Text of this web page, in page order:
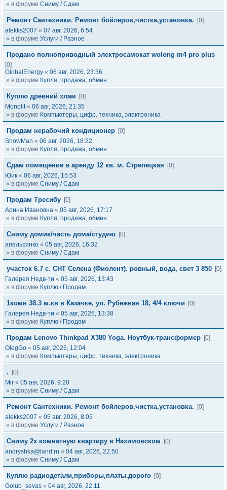
» в форуме Сниму / Сдам
Ремонт Сантехники. Ремонт бойлеров,чистка,установка.
[0]
alekks2007 « 07 авг, 2026, 6:54
» в форуме Услуги / Разное
Продано полноприводный электросамокат wolong m4 pro plus
[0]
GlobalEnergy « 06 авг, 2026, 23:36
» в форуме Купля, продажа, обмен
Куплю древний хлам
[0]
Monolit« 06 авг, 2026, 21:35
» в форуме Компьютеры, цифр. техника, электроника
Продам нерабочий кондиционер [0]
SnowMan « 06 авг, 2026, 18:22
» в форуме Купля, продажа, обмен
Сдам помещение в аренду 12 кв. м. Стрелецкая
[0]
Юик « 06 авг, 2026, 15:53
» в форуме Сниму / Сдам
Продам Тресибу [0]
Арина Ивановна « 05 авг, 2026, 17:17
» в форуме Купля, продажа, обмен
Сниму домик/часть дома/студию [0]
апельсинко « 05 авг, 2026, 16:32
» в форуме Сниму / Сдам
участок 6.7 с. СНТ Селена (Фиолент). ровный, вода, свет 3 850 [0]
Галерея Недв-ти « 05 авг, 2026, 13:43
» в форуме Куплю / Продам
1комн 38.3 м.кв в Казачке, ул. Рубежная 18, 4/4 ключи
[0]
Галерея Недв-ти « 05 авг, 2026, 13:38
» в форуме Куплю / Продам
Продам Lenovo Thinkpad X380 Yoga. Ноутбук-трансформер [0]
OlegGo « 05 авг, 2026, 12:04
» в форуме Компьютеры, цифр. техника, электроника
.
[0]
Mir « 05 авг, 2026, 9:20
» в форуме Сниму / Сдам
Ремонт Сантехники. Ремонт бойлеров,чистка,установка.
[0]
alekks2007 « 05 авг, 2026, 8:05
» в форуме Услуги / Разное
Сниму 2х комнатную квартиру в Нахимовском
[0]
andryshka@land.ru « 04 авг, 2026, 22:50
» в форуме Сниму / Сдам
Куплю радиодетали,приборы,платы.дорого [0]
Golub_sevas « 04 авг, 2026, 22:11